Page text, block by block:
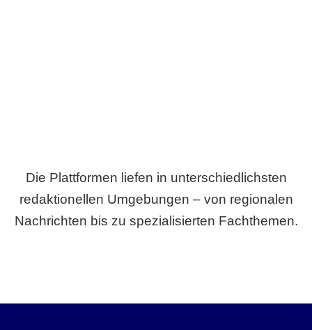
Die Plattformen liefen in unterschiedlichsten
redaktionellen Umgebungen – von regionalen
Nachrichten bis zu spezialisierten Fachthemen.